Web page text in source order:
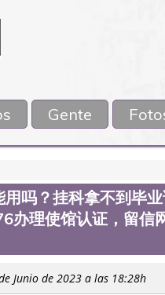
Gente
吗？挂科拿不到毕
办理使馆认证，留信
Junio de 2023 a las 18:28h